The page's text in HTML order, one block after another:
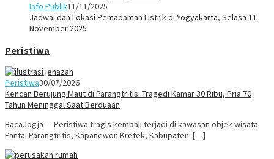
Info Publik11/11/2025
Jadwal dan Lokasi Pemadaman Listrik di Yogyakarta, Selasa 11
November 2025
Peristiwa
Peristiwa30/07/2026
Kencan Berujung Maut di Parangtritis: Tragedi Kamar 30 Ribu, Pria 70
Tahun Meninggal Saat Berduaan
BacaJogja — Peristiwa tragis kembali terjadi di kawasan objek wisata
Pantai Parangtritis, Kapanewon Kretek, Kabupaten […]